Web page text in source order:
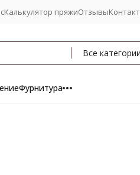
Калькулятор пряжиОтзывы
Все категории
Фурнитура